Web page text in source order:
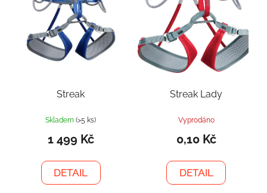
Streak
Skladem(>5 ks)
1 499 Kč
DETAIL
Streak Lady
Vyprodáno
0,10 Kč
DETAIL